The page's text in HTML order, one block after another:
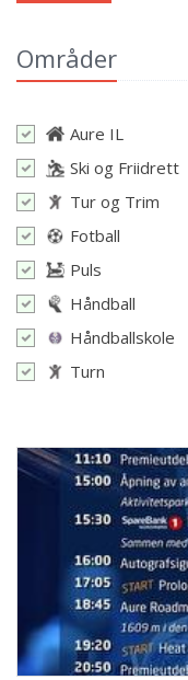
Områder
Aure IL
Ski og Friidrett
Tur og Trim
Fotball
Puls
Håndball
Håndballskole
Turn